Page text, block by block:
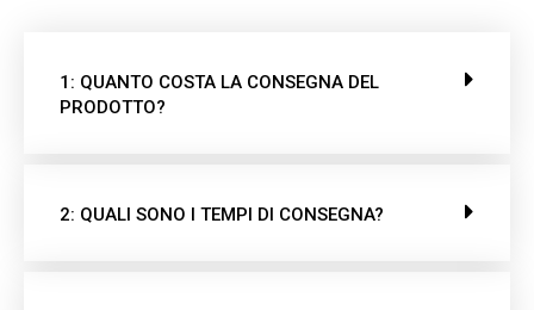
1: QUANTO COSTA LA CONSEGNA DEL
PRODOTTO?
2: QUALI SONO I TEMPI DI CONSEGNA?